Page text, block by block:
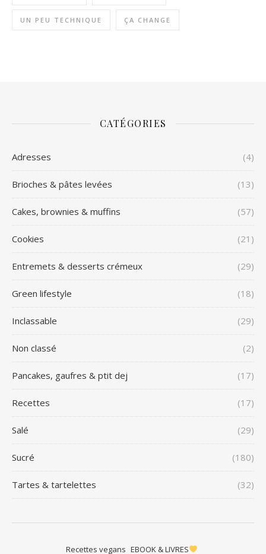
UN PEU TECHNIQUE ÇA CHANGE
CATÉGORIES
Adresses (4)
Brioches & pâtes levées (13)
Cakes, brownies & muffins (57)
Cookies (21)
Entremets & desserts crémeux (29)
Green lifestyle (18)
Inclassable (29)
Non classé (2)
Pancakes, gaufres & ptit dej (17)
Recettes (17)
Salé (29)
Sucré (180)
Tartes & tartelettes (32)
Recettes vegans EBOOK & LIVRES